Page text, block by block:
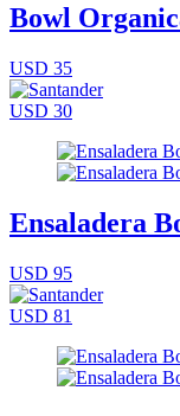
Bowl
USD 35
USD 30
Ensaladera
USD 95
USD 81